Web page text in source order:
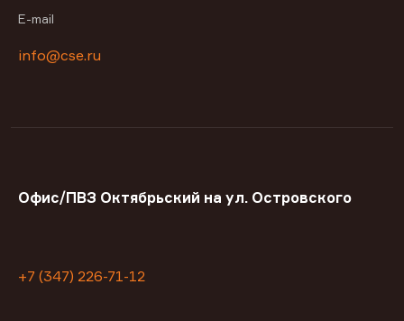
E-mail
info@cse.ru
Офис/ПВЗ Октябрьский на ул. Островского
+7 (347) 226-71-12